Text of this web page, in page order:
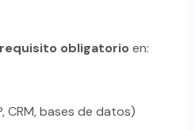
obligatorio en:
CRM, bases de datos)